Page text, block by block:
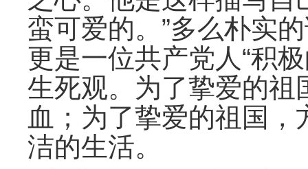
蛮可爱的。”多么朴实
更是一位共产党人“积
生死观。为了挚爱的祖
血；为了挚爱的祖国
洁的生活。